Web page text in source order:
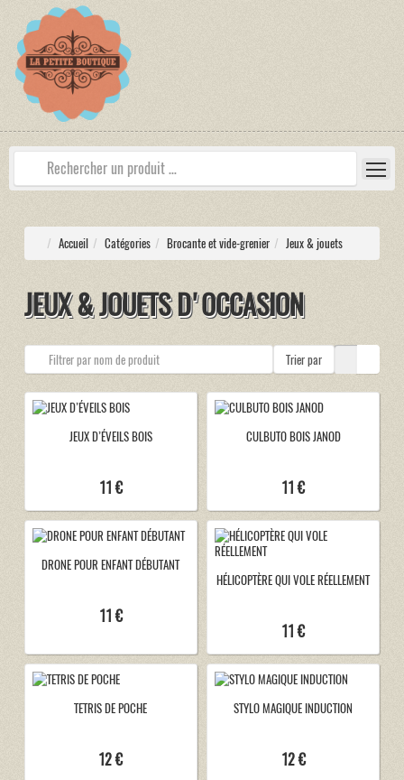
Accueil Catégories Brocante et vide-grenier Jeux & jouets
JEUX & JOUETS D'OCCASION
Trier par
JEUX D’ÉVEILS BOIS
11 €
CULBUTO BOIS JANOD
11 €
DRONE POUR ENFANT DÉBUTANT
11 €
HÉLICOPTÈRE QUI VOLE RÉELLEMENT
11 €
TETRIS DE POCHE
12 €
STYLO MAGIQUE INDUCTION
12 €